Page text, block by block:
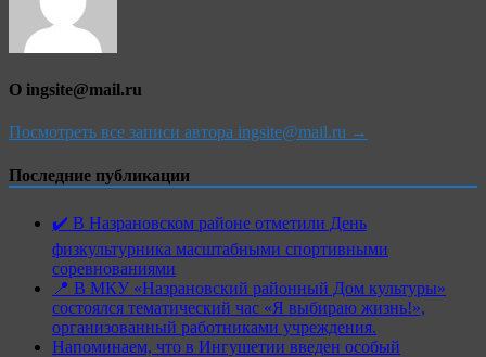
О ingsite@mail.ru
Посмотреть все записи автора ingsite@mail.ru →
Последние публикации
✔️ В Назрановском районе отметили День
физкультурника масштабными спортивными
соревнованиями
📍 В МКУ «Назрановский районный Дом культуры»
состоялся тематический час «Я выбираю жизнь!»,
организованный работниками учреждения.
Напоминаем, что в Ингушетии введен особый